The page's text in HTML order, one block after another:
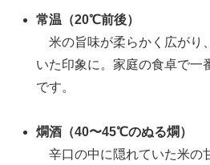
常温（20℃前後）
米の旨味が柔らかく広がり
いた印象に。家庭の食卓で一
です。
燗酒（40〜45℃のぬる燗）
辛口の中に隠れていた米の